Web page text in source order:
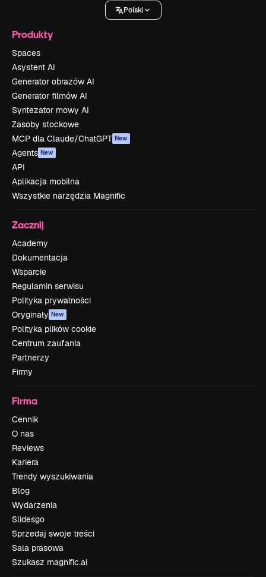
Polski
Produkty
Spaces
Asystent AI
Generator obrazów AI
Generator filmów AI
Syntezator mowy AI
Zasoby stockowe
MCP dla Claude/ChatGPT New
Agents New
API
Aplikacja mobilna
Wszystkie narzędzia Magnific
Zacznij
Academy
Dokumentacja
Wsparcie
Regulamin serwisu
Polityka prywatności
Oryginały New
Polityka plików cookie
Centrum zaufania
Partnerzy
Firmy
Firma
Cennik
O nas
Reviews
Kariera
Trendy wyszukiwania
Blog
Wydarzenia
Slidesgo
Sprzedaj swoje treści
Sala prasowa
Szukasz magnific.ai